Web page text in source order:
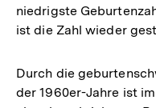
niedrigste
ist die Zahl wieder
Durch die
der 1960er-Jahre ist